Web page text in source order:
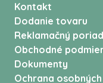
Kontakt
Dodanie tovaru
Reklamačný
Obchodné
Dokumenty
Ochrana